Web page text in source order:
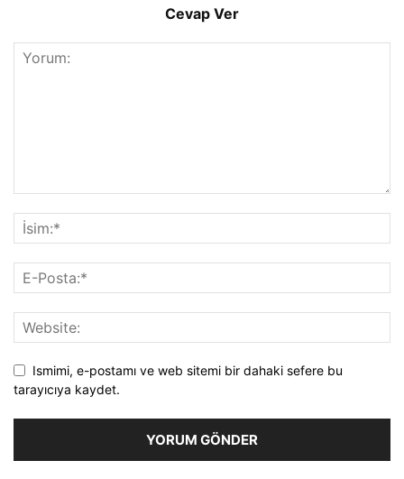
Cevap Ver
Ismimi, e-postamı ve web sitemi bir dahaki sefere bu
tarayıcıya kaydet.